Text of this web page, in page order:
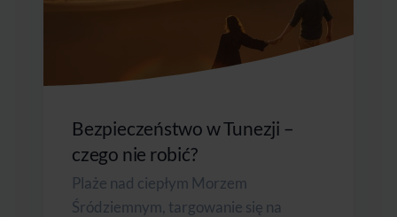
Bezpieczeństwo w Tunezji –
czego nie robić?
Plaże nad ciepłym Morzem
Śródziemnym, targowanie się na